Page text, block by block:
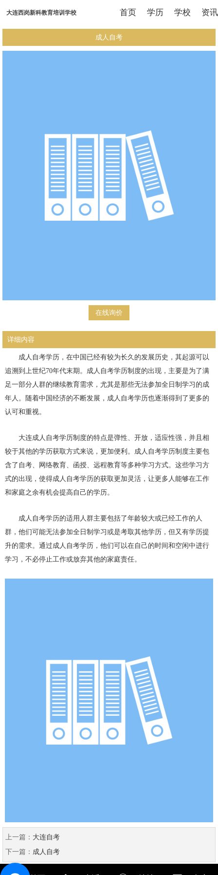
大连西岗新科教育培训学校 首页 学历 学校 资讯
成人自考
在线询价
详细内容
成人自考学历，在中国已经有较为长久的发展历史，其起源可以
追溯到上世纪70年代末期。成人自考学历制度的出现，主要是为了满
足一部分人群的继续教育需求，尤其是那些无法参加全日制学习的成
年人。随着中国经济的不断发展，成人自考学历也逐渐得到了更多的
认可和重视。
大连成人自考学历制度的特点是弹性、开放，适应性强，并且相
较于其他的学历获取方式来说，更加便利。成人自考学历制度主要包
含了自考、网络教育、函授、远程教育等多种学习方式。这些学习方
式的出现，使得成人自考学历的获取更加灵活，让更多人能够在工作
和家庭之余有机会提高自己的学历。
成人自考学历的适用人群主要包括了年龄较大或已经工作的人
群，他们可能无法参加全日制学习或是考取其他学历，但又有学历提
升的需求。通过成人自考学历，他们可以在自己的时间和空闲中进行
学习，不必停止工作或放弃其他的家庭责任。
上一篇： 大连自考
下一篇： 成人自考